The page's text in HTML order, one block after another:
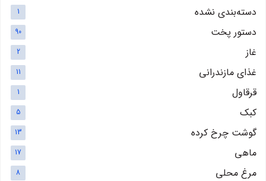
دسته‌بندی نشده 1
دستور پخت 90
غاز 2
غذای مازندرانی 11
قرقاول 1
کبک 5
گوشت چرخ کرده 13
ماهی 17
مرغ محلی 8